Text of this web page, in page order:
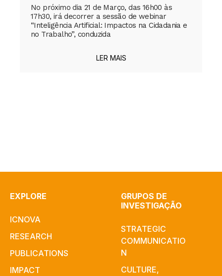
No próximo dia 21 de Março, das 16h00 às
17h30, irá decorrer a sessão de webinar
“Inteligência Artificial: Impactos na Cidadania e
no Trabalho”, conduzida
LER MAIS
EXPLORE
ICNOVA
RESEARCH
PUBLICATIONS
IMPACT
GRUPOS DE
INVESTIGAÇÃO
STRATEGIC
COMMUNICATIO
N
CULTURE,